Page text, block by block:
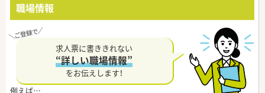
職場情報
求人票に書ききれない
“詳しい職場情報”
をお伝えします！